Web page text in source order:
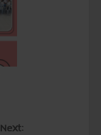
Next: